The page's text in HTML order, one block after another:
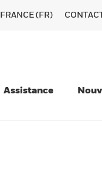
FRANCE (FR)
Assistance